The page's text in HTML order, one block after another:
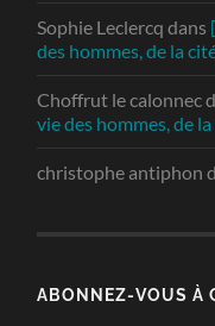
Sophie Leclercq dans
des hommes, de la
Choffrut le calonnec
vie des hommes, de
christophe antiphon
ABONNEZ-VOUS À